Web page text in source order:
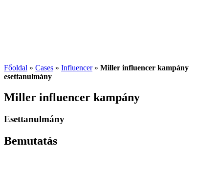
Főoldal » Cases » Influencer» Miller influencer kampány
esettanulmány
Miller influencer kampány
Esettanulmány
Bemutatás